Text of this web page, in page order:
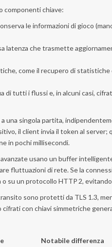
componenti chiave:
le informazioni di gioco
latenza che trasmette
come il recupero di
di tutti i flussi e, in alcuni casi,
una singola partita,
il client invia il token al server;
in pochi millisecondi.
usano un buffer
fluttuazioni di rete. Se la
su un protocollo HTTP 2,
sono protetti da TLS 1.3,
cifrati con chiavi simmetriche
Notabile differenza